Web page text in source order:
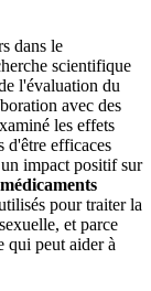
dans le
scientifique
l'évaluation du
avec des
les effets
d'être efficaces
impact positif sur
pour traiter la
et parce
qui peut aider à